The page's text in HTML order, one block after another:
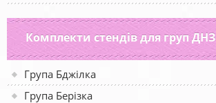
Комплекти стендів для груп ДНЗ
Група Бджілка
Група Берізка